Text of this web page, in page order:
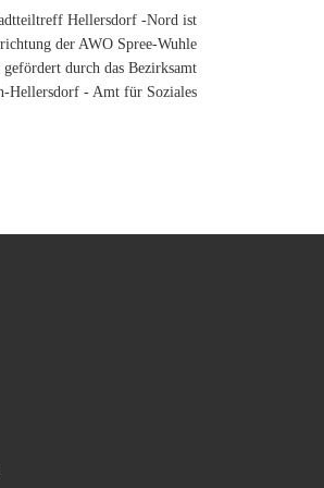
Hellersdorf -Nord ist
der AWO Spree-Wuhle
durch das Bezirksamt
Hellersdorf - Amt für Soziales